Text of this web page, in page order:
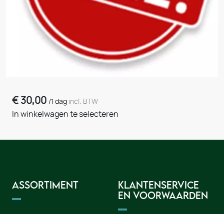
€30,00 /1 dag incl. BTW
In winkelwagen te selecteren
Assortiment
Klantenservice
en voorwaarden